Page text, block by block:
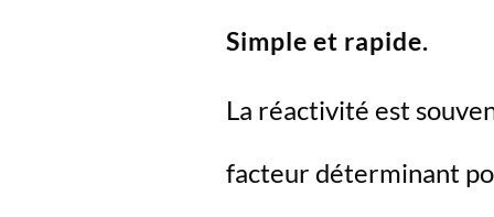
Simple et rapide.
La réactivité est
facteur déterminant